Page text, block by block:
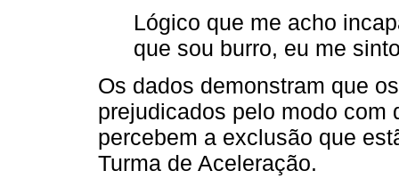
Lógico que me acho
que sou burro, eu me
Os dados demonstram que
prejudicados pelo modo com
percebem a exclusão que
Turma de Aceleração.